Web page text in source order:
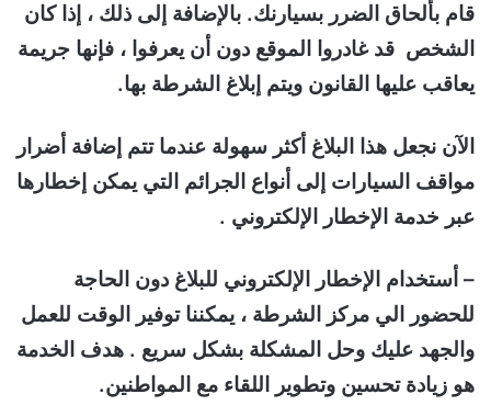
قام بألحاق الضرر بسيارنك. بالإضافة إلى ذلك ، إذا كان
الشخص قد غادروا الموقع دون أن يعرفوا ، فإنها جريمة
يعاقب عليها القانون ويتم إبلاغ الشرطة بها.
الآن نجعل هذا البلاغ أكثر سهولة عندما تتم إضافة أضرار
مواقف السيارات إلى أنواع الجرائم التي يمكن إخطارها
عبر خدمة الإخطار الإلكتروني .
– أستخدام الإخطار الإلكتروني للبلاغ دون الحاجة
للحضور الي مركز الشرطة ، يمكننا توفير الوقت للعمل
والجهد عليك وحل المشكلة بشكل سريع . هدف الخدمة
هو زيادة تحسين وتطوير اللقاء مع المواطنين.